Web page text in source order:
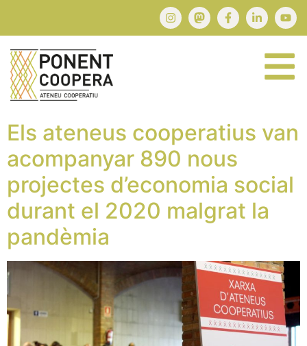
Els ateneus cooperatius van
acompanyar 890 nous
projectes d’economia social
durant el 2020 malgrat la
pandèmia